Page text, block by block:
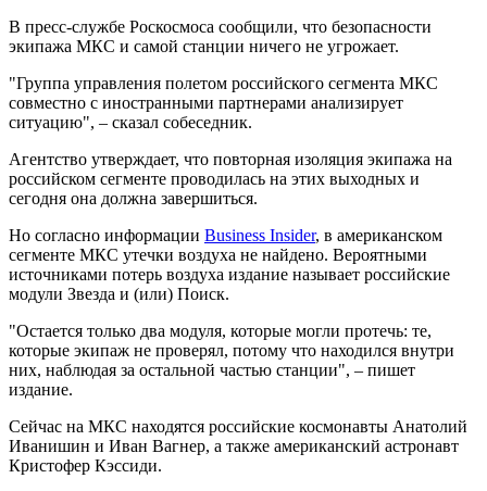
В пресс-службе Роскосмоса сообщили, что безопасности
экипажа МКС и самой станции ничего не угрожает.
"Группа управления полетом российского сегмента МКС
совместно с иностранными партнерами анализирует
ситуацию", – сказал собеседник.
Агентство утверждает, что повторная изоляция экипажа на
российском сегменте проводилась на этих выходных и
сегодня она должна завершиться.
Но согласно информации Business Insider, в американском
сегменте МКС утечки воздуха не найдено. Вероятными
источниками потерь воздуха издание называет российские
модули Звезда и (или) Поиск.
"Остается только два модуля, которые могли протечь: те,
которые экипаж не проверял, потому что находился внутри
них, наблюдая за остальной частью станции", – пишет
издание.
Сейчас на МКС находятся российские космонавты Анатолий
Иванишин и Иван Вагнер, а также американский астронавт
Кристофер Кэссиди.